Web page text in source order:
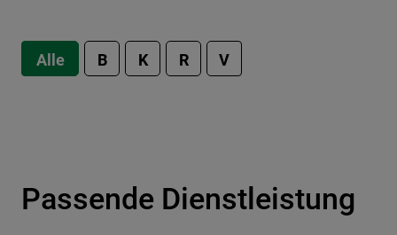
Alle B K R V
Passende Dienstleistung